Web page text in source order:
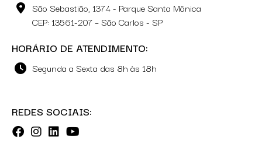
São Sebastião, 1374 - Parque Santa Mônica
CEP: 13561-207 – São Carlos - SP
HORÁRIO DE ATENDIMENTO:
Segunda a Sexta das 8h às 18h
REDES SOCIAIS: